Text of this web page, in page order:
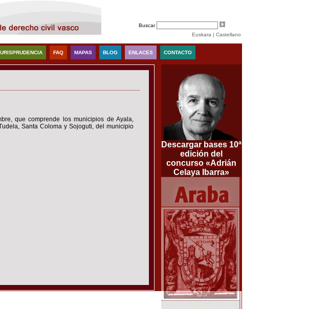
Buscar
Euskara | Castellano
FAQ MAPAS BLOG ENLACES CONTACTO
Descargar bases 10ª
edición del
concurso «Adrián
Celaya Ibarra»
que comprende los municipios de Ayala,
Santa Coloma y Sojoguti, del municipio